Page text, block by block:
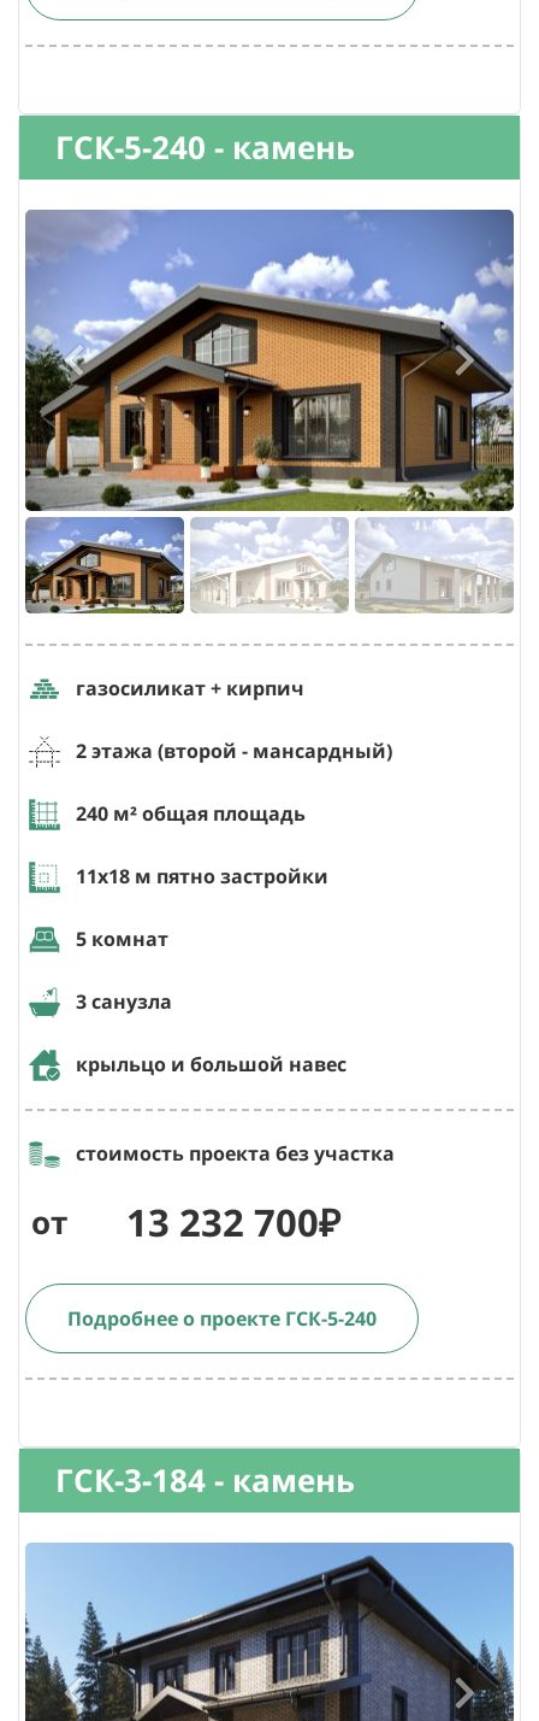
ГСК-5-240 - камень
газосиликат + кирпич
2 этажа (второй - мансардный)
240 м² общая площадь
11х18 м пятно застройки
5 комнат
3 санузла
крыльцо и большой навес
стоимость проекта без участка
от 13 232 700₽
Подробнее о проекте ГСК-5-240
ГСК-3-184 - камень